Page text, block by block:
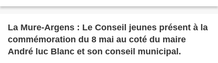
La Mure-Argens : Le Conseil jeunes présent à la
commémoration du 8 mai au coté du maire
André luc Blanc et son conseil municipal.